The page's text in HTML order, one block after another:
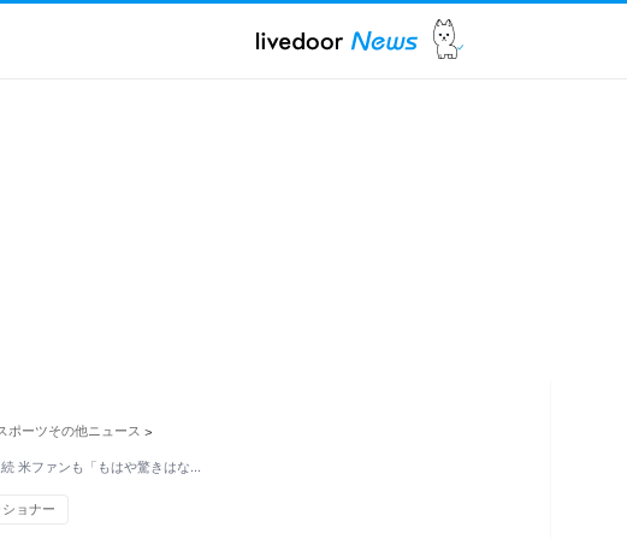
ポーツその他ニュース >
米ファンも「もはや驚きはな…
ショナー